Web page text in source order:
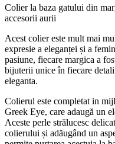
Colier la baza gatului din
accesorii aurii
Acest colier este mult mai
expresie a eleganței și a
pasiune, fiecare margica a
bijuterii unice în fiecare
eleganta.
Colierul este completat in
Greek Eye, care adaugă un
Aceste perle strălucesc
colierului și adăugând un